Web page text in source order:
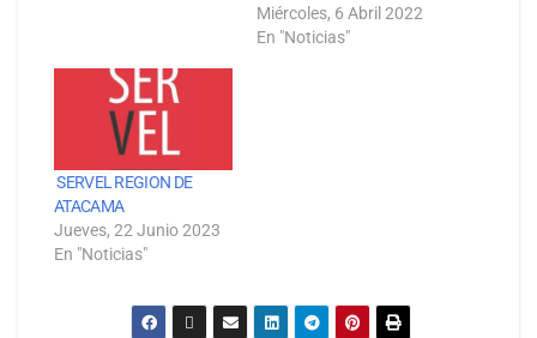
facilitarle los trámites
que se requieren en el
Servicio Electoral,
funcionarios de esta
Dirección Regional
estarán en terreno; para
que…
Miércoles, 6 Abril 2022
En "Noticias"
SERVEL REGION DE
ATACAMA
Jueves, 22 Junio 2023
En "Noticias"